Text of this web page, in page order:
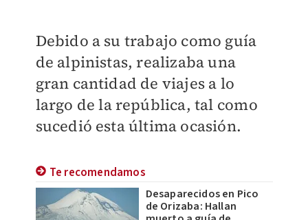
Debido a su trabajo como guía
de alpinistas, realizaba una
gran cantidad de viajes a lo
largo de la república, tal como
sucedió esta última ocasión.
Te recomendamos
Desaparecidos en Pico
de Orizaba: Hallan